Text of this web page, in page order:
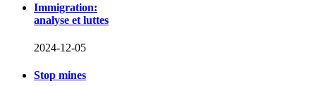
Immigration:
analyse et luttes
2024-12-05
Stop mines